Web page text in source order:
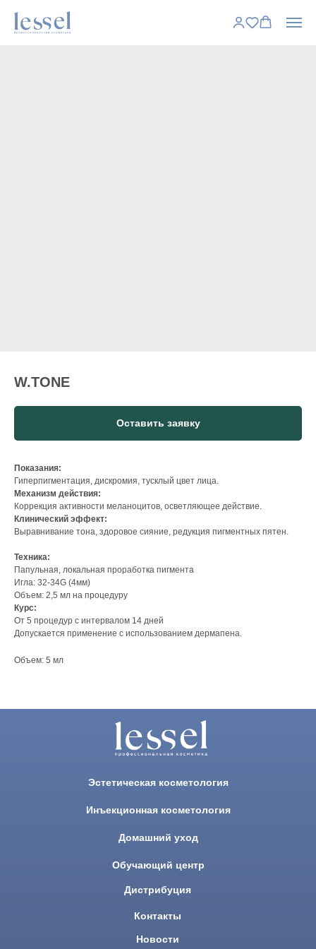
W.TONE
Оставить заявку
Показания:
Гиперпигментация, дискромия, тусклый цвет лица.
Механизм действия:
Коррекция активности меланоцитов, осветляющее действие.
Клинический эффект:
Выравнивание тона, здоровое сияние, редукция пигментных пятен.
Техника:
Папульная, локальная проработка пигмента
Игла: 32-34G (4мм)
Объем: 2,5 мл на процедуру
Курс:
От 5 процедур с интервалом 14 дней
Допускается применение с использованием дермапена.
Объем: 5 мл
Эстетическая косметология
Домашний уход
Инъекционная косметология
Обучающий центр
Контакты
Новости
Дистрибуция